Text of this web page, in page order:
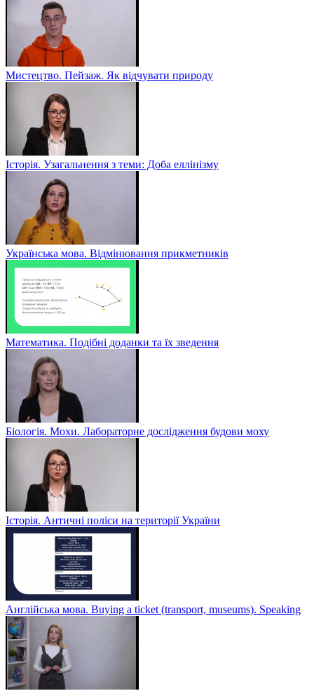
Мистецтво. Пейзаж. Як відчувати природу
Історія. Узагальнення з теми: Доба еллінізму
Українська мова. Відмінювання прикметників
Математика. Подібні доданки та їх зведення
Біологія. Мохи. Лабораторне дослідження будови моху
Історія. Античні поліси на території України
Англійська мова. Buying a ticket (transport, museums). Speaking